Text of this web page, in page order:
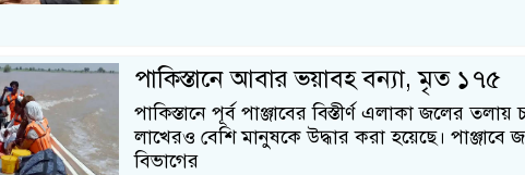
পাকিস্তানে আবার ভয়াবহ বন্যা, মৃত ১৭৫
পাকিস্তানে পূর্ব পাঞ্জাবের বিস্তীর্ণ এলাকা জলের
লাখেরও বেশি মানুষকে উদ্ধার করা হয়েছে। পাঞ্জাবে
বিভাগের